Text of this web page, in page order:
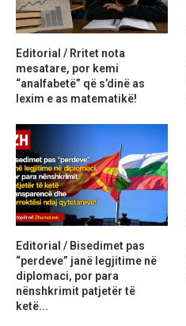
Editorial / Rritet nota
mesatare, por kemi
“analfabetë” që s’dinë as
lexim e as matematikë!
Editorial / Bisedimet pas
“perdeve” janë legjitime në
diplomaci, por para
nënshkrimit patjetër të
ketë...